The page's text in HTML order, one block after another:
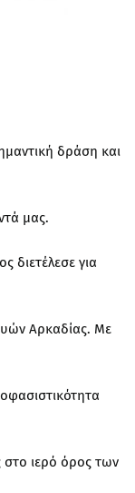
δράση και
μας.
διετέλεσε για
Αρκαδίας. Με
ιερό όρος των